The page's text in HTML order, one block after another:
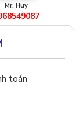
Mr. Huy
toán